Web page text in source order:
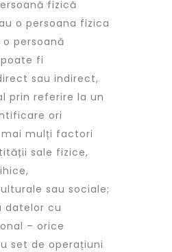
fizică
o persoana fizica
persoană
fi
sau indirect,
prin referire la un
ori
mulți factori
sale fizice,
sau sociale;
datelor cu
– orice
set de operațiuni